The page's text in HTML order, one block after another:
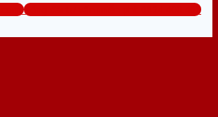
Tổng đài tư vấn miễn phí: 0824.400.400